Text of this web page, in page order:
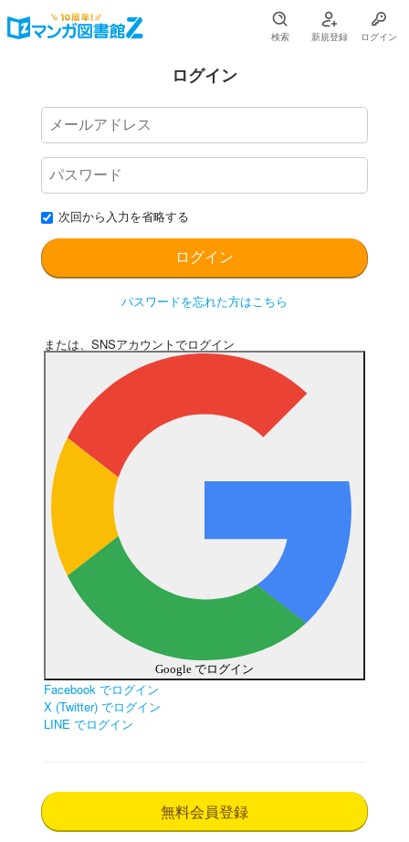
検索 新規登録 ログイン
ログイン
次回から入力を省略する
パスワードを忘れた方はこちら
または、SNSアカウントでログイン
Google でログイン
Facebook でログイン
X (Twitter) でログイン
LINE でログイン
無料会員登録